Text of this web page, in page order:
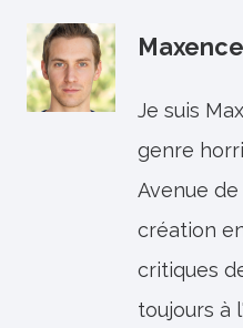
Maxence
Je suis
genre
Avenue
création
critiques
toujours à